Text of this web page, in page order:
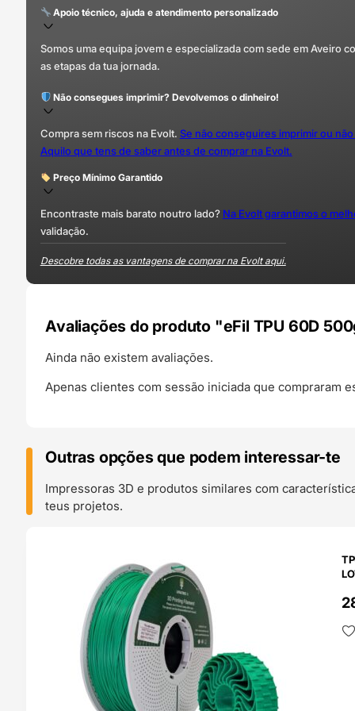
Apoio técnico, ajuda e atendimento personalizado
Somos uma equipa jovem e especializada com sede em Aveiro
as etapas da tua jornada.
Não consegues imprimir? Devolvemos o dinheiro!
Compra sem riscos na Evolt. Se não conseguires imprimir ou
Aquilo que tens de saber antes de comprar na Evolt.
Preço Mínimo Garantido
Encontraste mais barato noutro lado? Na Evolt garantimos o
validação.
Descobre todas as vantagens de comprar na Evolt aqui.
Avaliações do produto "eFil TPU 60D
Ainda não existem avaliações.
Apenas clientes com sessão iniciada que compraram
Outras opções que podem interessar-te
Impressoras 3D e produtos similares com
teus projetos.